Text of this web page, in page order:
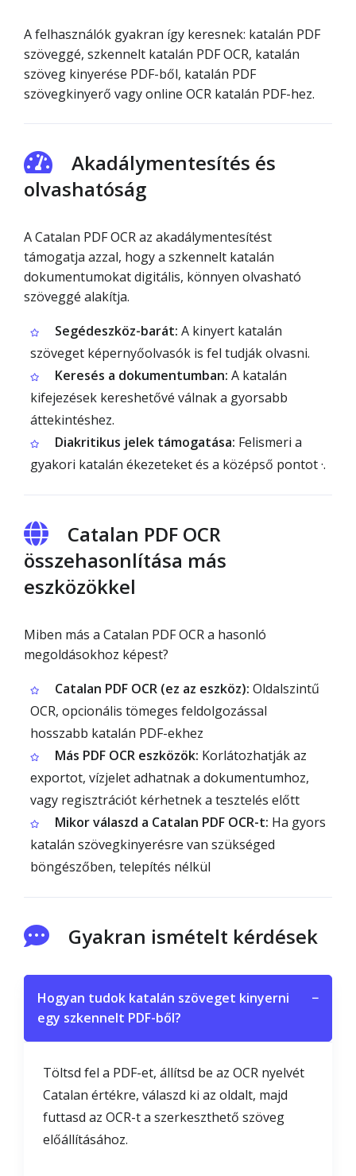
A felhasználók gyakran így keresnek: katalán PDF
szöveggé, szkennelt katalán PDF OCR, katalán
szöveg kinyerése PDF-ből, katalán PDF
szövegkinyerő vagy online OCR katalán PDF-hez.
Akadálymentesítés és
olvashatóság
A Catalan PDF OCR az akadálymentesítést
támogatja azzal, hogy a szkennelt katalán
dokumentumokat digitális, könnyen olvasható
szöveggé alakítja.
Segédeszköz-barát: A kinyert katalán
szöveget képernyőolvasók is fel tudják olvasni.
Keresés a dokumentumban: A katalán
kifejezések kereshetővé válnak a gyorsabb
áttekintéshez.
Diakritikus jelek támogatása: Felismeri a
gyakori katalán ékezeteket és a középső pontot ·.
Catalan PDF OCR
összehasonlítása más
eszközökkel
Miben más a Catalan PDF OCR a hasonló
megoldásokhoz képest?
Catalan PDF OCR (ez az eszköz): Oldalszintű
OCR, opcionális tömeges feldolgozással
hosszabb katalán PDF-ekhez
Más PDF OCR eszközök: Korlátozhatják az
exportot, vízjelet adhatnak a dokumentumhoz,
vagy regisztrációt kérhetnek a tesztelés előtt
Mikor válaszd a Catalan PDF OCR-t: Ha gyors
katalán szövegkinyerésre van szükséged
böngészőben, telepítés nélkül
Gyakran ismételt kérdések
Hogyan tudok katalán szöveget kinyerni
egy szkennelt PDF-ből?
−
Töltsd fel a PDF-et, állítsd be az OCR nyelvét
Catalan értékre, válaszd ki az oldalt, majd
futtasd az OCR-t a szerkeszthető szöveg
előállításához.